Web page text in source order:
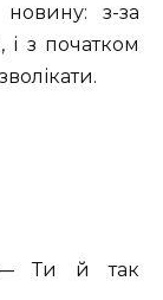
з-за
з початком
Ти й так